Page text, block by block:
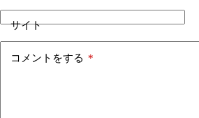
サイト
コメントをする *